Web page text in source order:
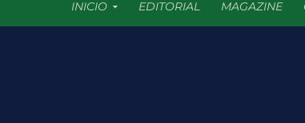
INICIO EDITORIAL MAGAZINE